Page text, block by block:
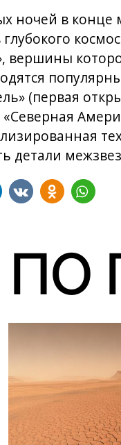
ночей в конце
вершины
(первая
детали